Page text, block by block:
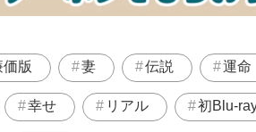
価版 妻 伝説 運命
幸せ リアル 初Blu-